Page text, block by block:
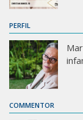
PERFIL
COMMENTOR